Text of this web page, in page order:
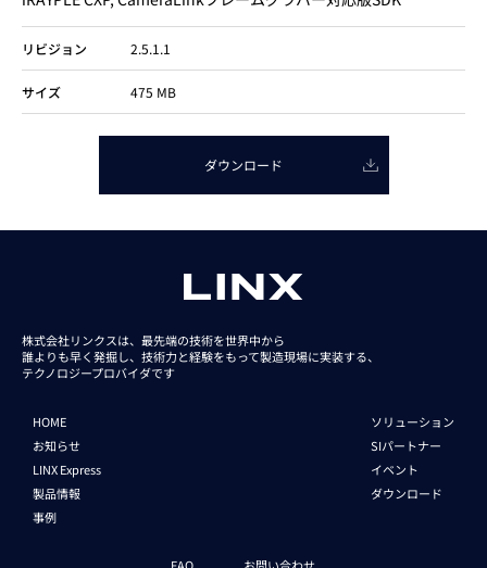
採用
リビジョン 2.5.1.1
サイズ 475 MB
ダウンロード
株式会社リンクスは、最先端の技術を世界中から
誰よりも早く発掘し、技術力と経験をもって製造現場に実装する、
テクノロジープロバイダです
HOME
お知らせ
LINX Express
製品情報
事例
ソリューション
SIパートナー
イベント
ダウンロード